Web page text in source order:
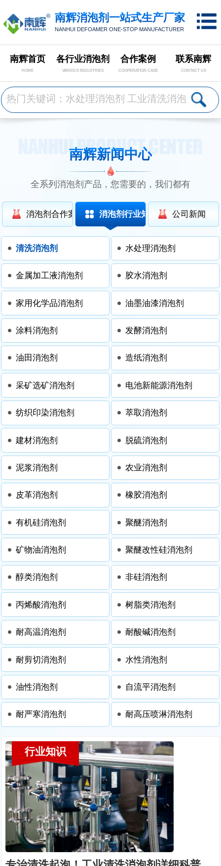
南辉消泡剂一站式生产厂家
NANHUI DEFOAMER ONE-STOP MANUFACTURER
南辉首页
HOME
各行业消泡剂
VARIOUS INDUSTRIES
合作案例
COOPERATION CASE
联系南辉
CONTACT US
南辉新闻中心
全系列消泡剂产品，您需要的，我们都有
消泡剂行业知识
清洗消泡剂 水处理消泡剂
金属加工液消泡剂 胶水消泡剂
家用化学品消泡剂 油墨油漆消泡剂
涂料消泡剂 发酵消泡剂
油田消泡剂 造纸消泡剂
采矿选矿消泡剂 电池新能源消泡剂
纺织印染消泡剂 萃取消泡剂
建材消泡剂 脱硫消泡剂
泥浆消泡剂 农业消泡剂
皮革消泡剂 橡胶消泡剂
有机硅消泡剂 聚醚消泡剂
矿物油消泡剂 聚醚改性硅消泡剂
醇类消泡剂 非硅消泡剂
丙烯酸消泡剂 树脂类消泡剂
耐高温消泡剂 耐酸碱消泡剂
耐剪切消泡剂 水性消泡剂
油性消泡剂 自流平消泡剂
耐严寒消泡剂 耐高压喷淋消泡剂
公司新闻
消泡剂合作案例
行业知识